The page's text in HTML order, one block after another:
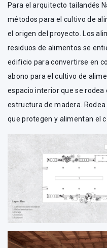
Para el arquitecto tailandés
métodos para el cultivo de
el origen del proyecto. Los
residuos de alimentos se
edificio para convertirse en
abono para el cultivo de
espacio interior que se
estructura de madera.
que protegen y alimentan el